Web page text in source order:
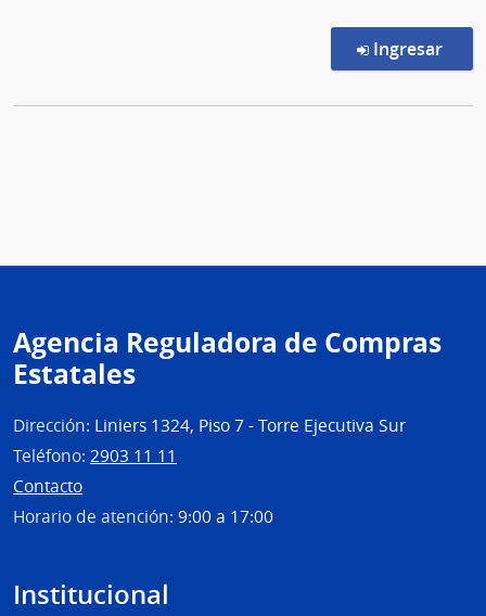
Ingresar
Agencia Reguladora de Compras
Estatales
Dirección: Liniers 1324, Piso 7 - Torre Ejecutiva Sur
Teléfono: 2903 11 11
Contacto
Horario de atención: 9:00 a 17:00
Institucional